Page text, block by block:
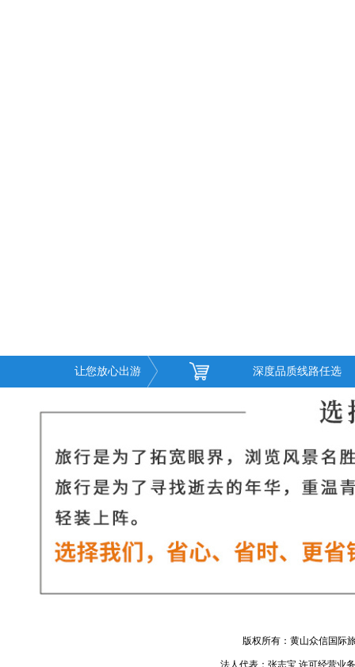
让您放心出游 深度品质线路任选
版权所有：黄山众信国际
法人代表：张志宝 许可经营业